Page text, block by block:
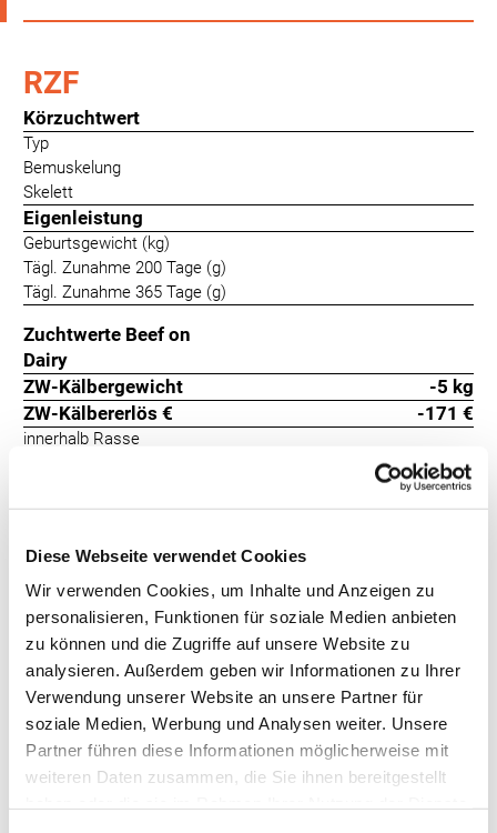
Diese Webseite verwendet Cookies
Wir verwenden Cookies, um Inhalte und Anzeigen zu
personalisieren, Funktionen für soziale Medien anbieten
zu können und die Zugriffe auf unsere Website zu
analysieren. Außerdem geben wir Informationen zu Ihrer
Verwendung unserer Website an unsere Partner für
soziale Medien, Werbung und Analysen weiter. Unsere
Partner führen diese Informationen möglicherweise mit
weiteren Daten zusammen, die Sie ihnen bereitgestellt
RZF
Körzuchtwert
Typ
Bemuskelung
Skelett
Eigenleistung
Geburtsgewicht (kg)
Tägl. Zunahme 200 Tage (g)
Tägl. Zunahme 365 Tage (g)
Zuchtwerte Beef on
Dairy
ZW-Kälbergewicht
-5 kg
ZW-Kälbererlös €
-171 €
innerhalb Rasse
+11
+7
Package ist ein roter Angusbulle mit einem sehr ausgeglichenen
Kälber verspricht. Package ist ein US-Bulle mit einem starken
Pedigree und einem leichten Geburtsgewicht von 35 kg.
Phänotyp-Informationen aus der Gebrauchskreuzung
ab zweiter Kalbung, Abweichung vom Mittelwert
Abweichungsprofil +3 +2 +1 Mittel -1 -2 -3